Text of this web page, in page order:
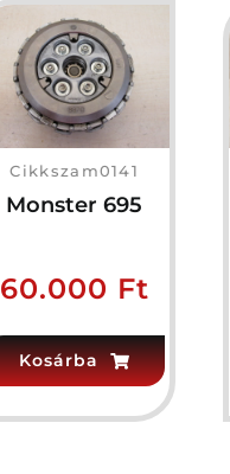
Cikkszam0141
Monster 695
60.000 Ft
Kosárba